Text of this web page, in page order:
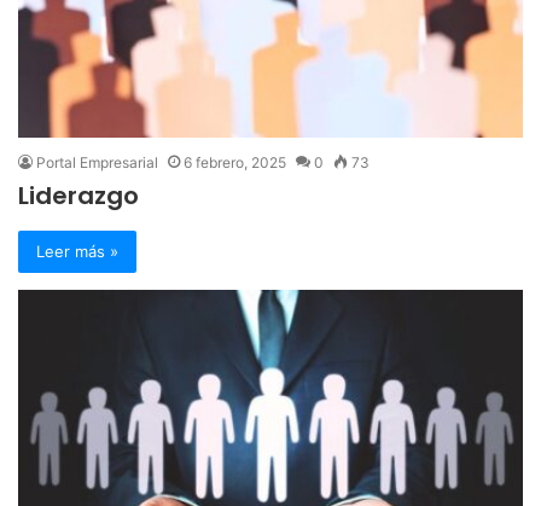
Portal Empresarial 6 febrero, 2025 0 73
Liderazgo
Leer más »